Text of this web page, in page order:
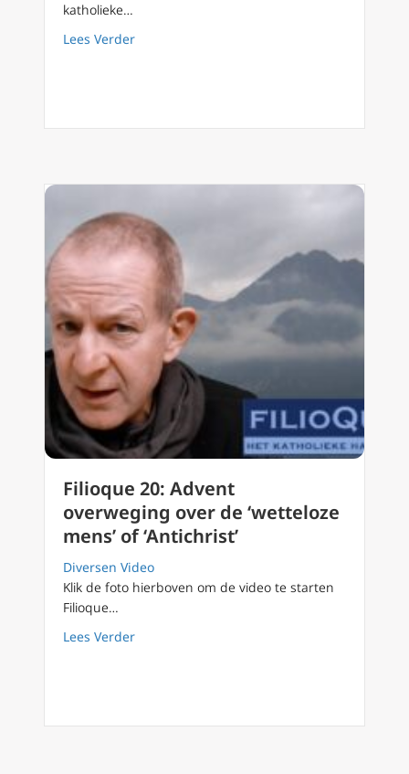
katholieke…
Lees Verderabout Filioque 21: De geest van Elia versus
Filioque 20: Advent
overweging over de ‘wetteloze
mens’ of ‘Antichrist’
Diversen Video
Klik de foto hierboven om de video te starten
Filioque…
Lees Verderabout Filioque 20: Advent overweging over